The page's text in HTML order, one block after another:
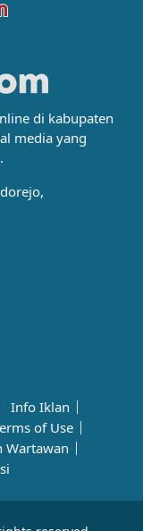
di kabupaten
media yang
Info Iklan
of Use
Wartawan